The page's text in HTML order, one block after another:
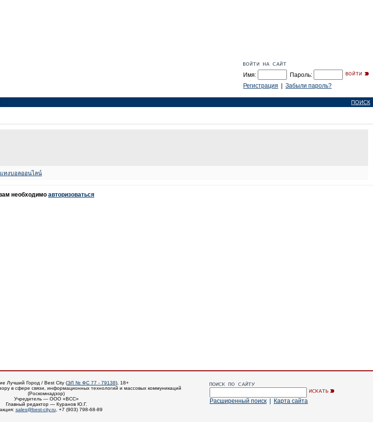
Имя:
Пароль:
Регистрация
Забыли пароль?
ПОИСК
แทงบอลออนไลน์
необходимо авторизоваться
Лучший Город / Best City (ЭЛ № ФС 77 - 79138), 18+
в сфере связи, информационных технологий и массовых коммуникаций
(Роскомнадзор)
Учредитель — ООО «ВСС»
Главный редактор — Куранов Ю.Г.
sales@best-city.ru , +7 (903) 798-68-89
Расширенный поиск Карта сайта